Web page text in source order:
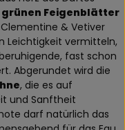
grünen Feigenblätter
& Vetiver
Leichtigkeit vermitteln,
fast schon
Abgerundet wird die
, die es auf
und Sanftheit
darf natürlich das